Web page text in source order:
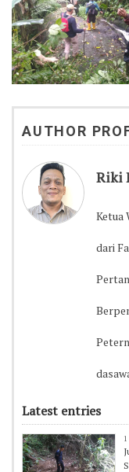
AUTHOR
Riki
Ketua
dari
Latest entries